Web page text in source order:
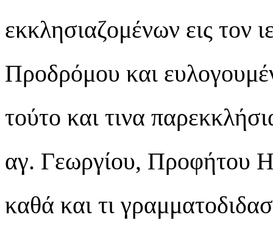
εκκλησιαζομένων εις τον
Προδρόμου και
τούτο και τινα
αγ. Γεωργίου, Προφήτου
καθά και τι